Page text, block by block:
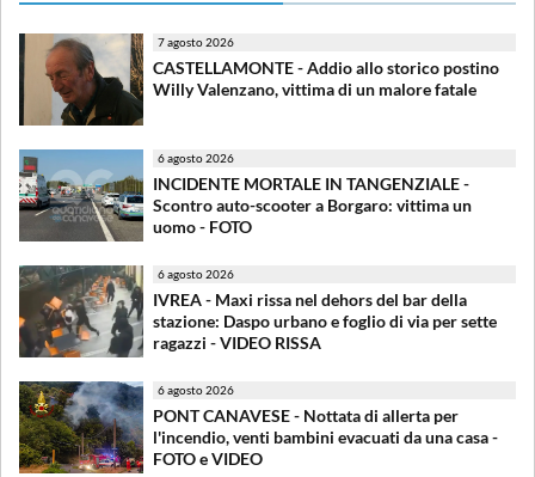
7 agosto 2026
CASTELLAMONTE - Addio allo storico postino
Willy Valenzano, vittima di un malore fatale
6 agosto 2026
INCIDENTE MORTALE IN TANGENZIALE -
Scontro auto-scooter a Borgaro: vittima un
uomo - FOTO
6 agosto 2026
IVREA - Maxi rissa nel dehors del bar della
stazione: Daspo urbano e foglio di via per sette
ragazzi - VIDEO RISSA
6 agosto 2026
PONT CANAVESE - Nottata di allerta per
l'incendio, venti bambini evacuati da una casa -
FOTO e VIDEO